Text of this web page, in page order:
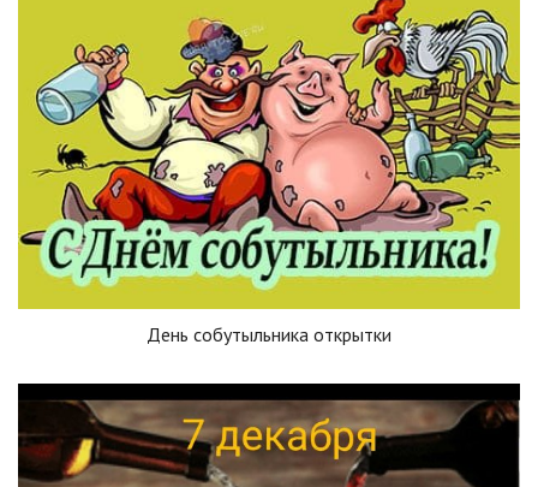
День собутыльника открытки